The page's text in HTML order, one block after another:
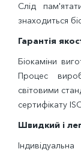
Слід
знаходиться
Гарантія
Біокаміни
Процес
світовими
сертифікату
Швидкий і